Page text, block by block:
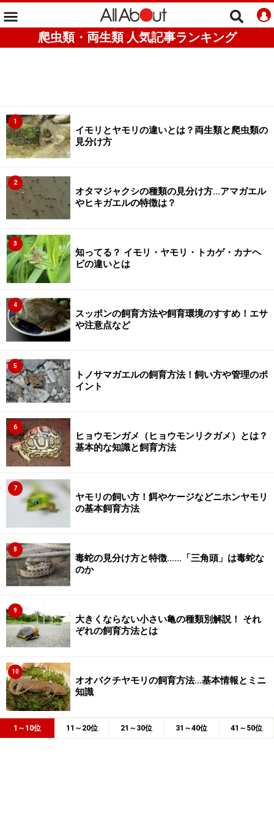
爬虫類・両生類 人気記事ランキング
1
イモリとヤモリの違いとは？両生類と爬虫類の
見分け方
2
オタマジャクシの種類の見分け方…アマガエル
やヒキガエルの特徴は？
3
知ってる？ イモリ・ヤモリ・トカゲ・カナヘ
ビの違いとは
4
スッポンの飼育方法や飼育環境のすすめ！エサ
や注意点など
5
トノサマガエルの飼育方法！飼い方や管理のポ
イント
6
ヒョウモンガメ（ヒョウモンリクガメ）とは？
基本的な知識と飼育方法
7
ヤモリの飼い方！餌やケージなどニホンヤモリ
の基本飼育方法
8
毒蛇の見分け方と特徴……「三角頭」は毒蛇な
のか
9
大きくならない小さい亀の種類別解説！ それ
ぞれの飼育方法とは
10
オオバクチヤモリの飼育方法…基本情報とミニ
知識
1～10位 11～20位 21～30位 31～40位 41～50位